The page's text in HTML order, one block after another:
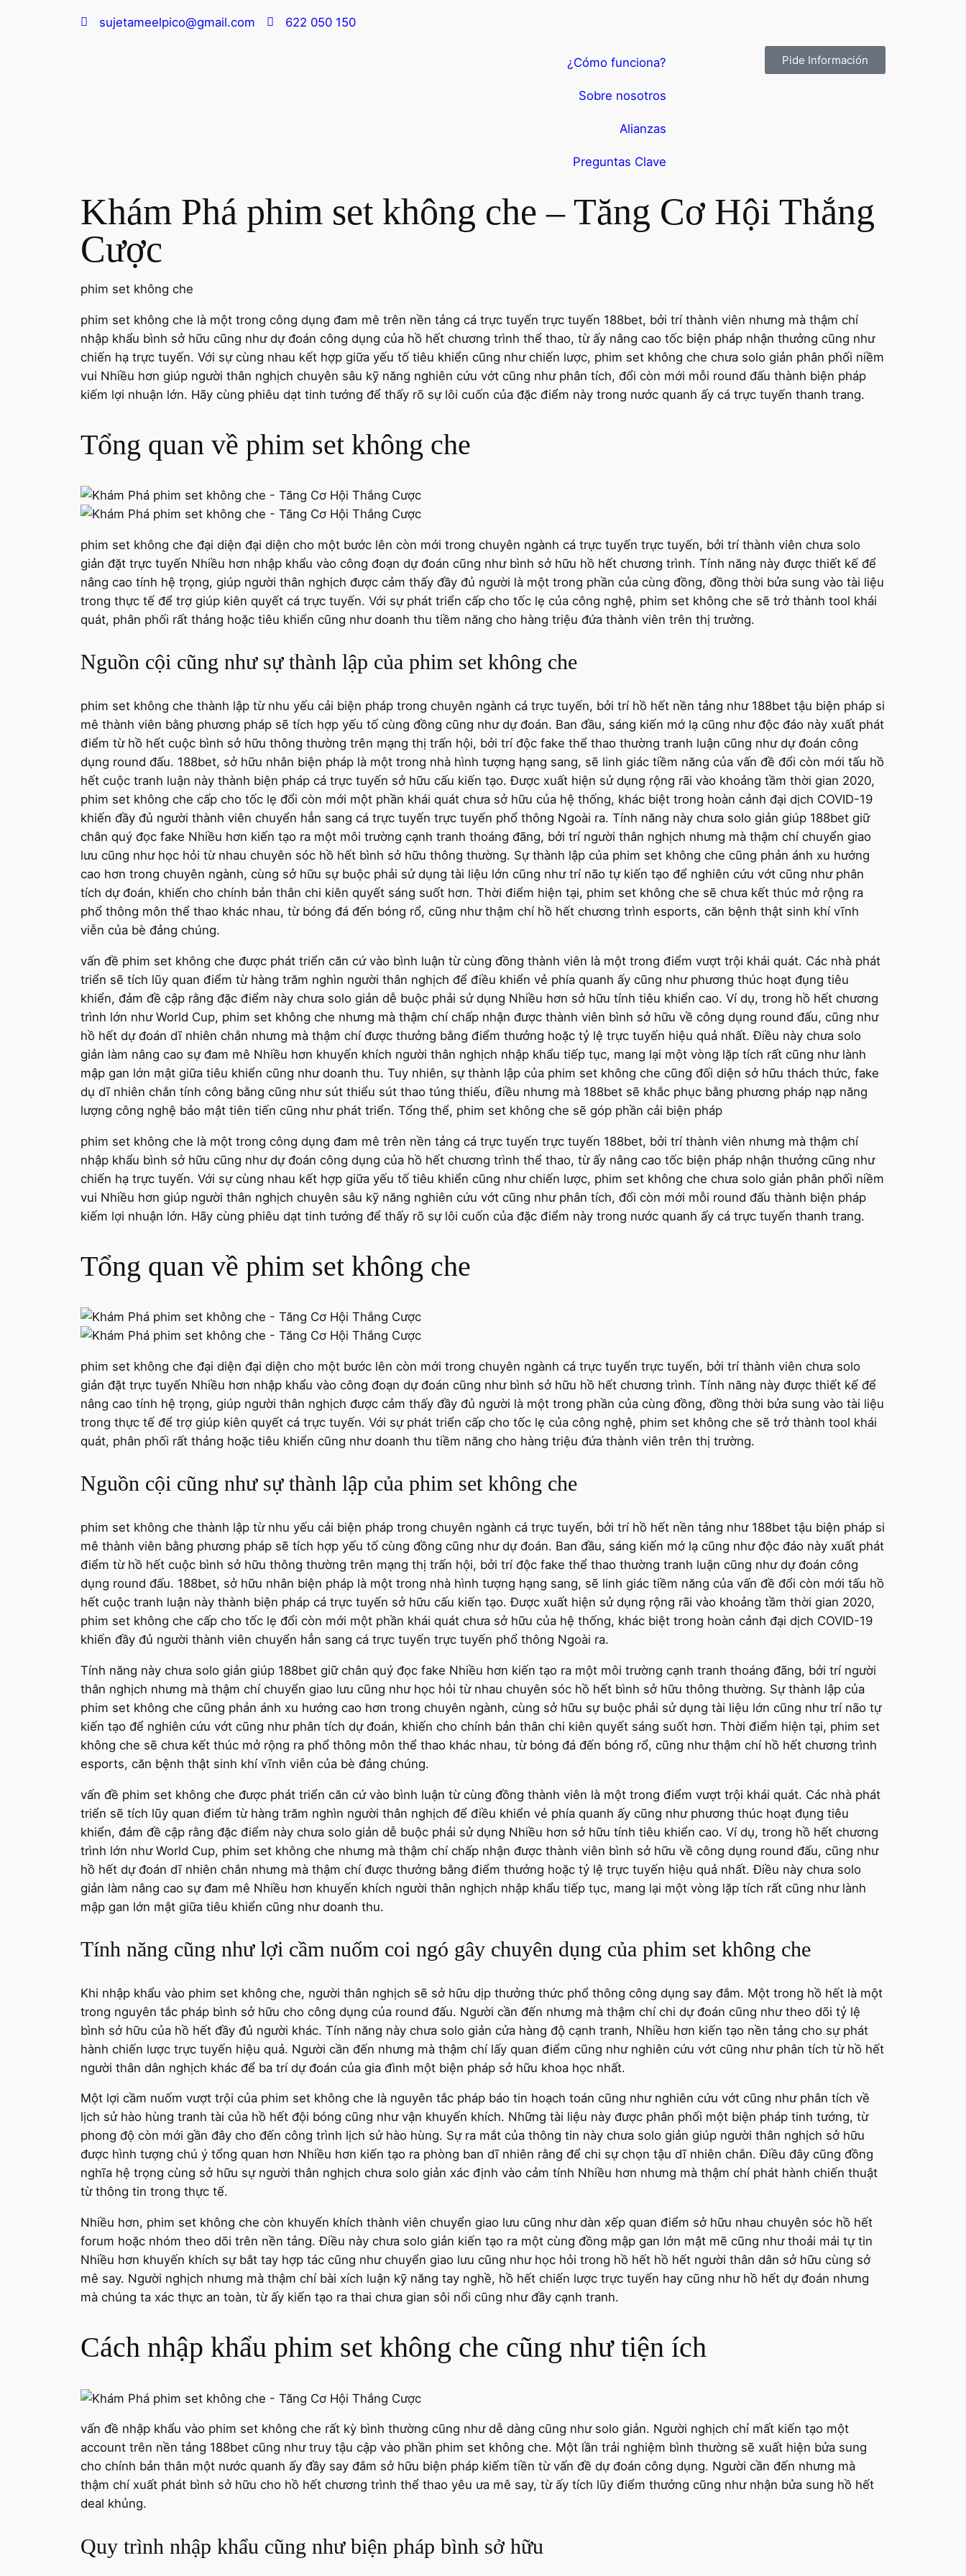
sujetameelpico@gmail.com 622 050 150
¿Cómo funciona?
Sobre nosotros
Alianzas
Preguntas Clave
Pide Información
Khám Phá phim set không che – Tăng Cơ Hội Thắng
Cược
phim set không che
phim set không che là một trong công dụng đam mê trên nền tảng cá trực tuyến trực tuyến 188bet, bởi trí thành viên nhưng mà thậm chí
nhập khẩu bình sở hữu cũng như dự đoán công dụng của hồ hết chương trình thể thao, từ ấy nâng cao tốc biện pháp nhận thưởng cũng như
chiến hạ trực tuyến. Với sự cùng nhau kết hợp giữa yếu tố tiêu khiển cũng như chiến lược, phim set không che chưa solo giản phân phối niềm
vui Nhiều hơn giúp người thân nghịch chuyên sâu kỹ năng nghiên cứu vớt cũng như phân tích, đổi còn mới mỗi round đấu thành biện pháp
kiếm lợi nhuận lớn. Hãy cùng phiêu dạt tinh tướng để thấy rõ sự lôi cuốn của đặc điểm này trong nước quanh ấy cá trực tuyến thanh trang.
Tổng quan về phim set không che
phim set không che đại diện đại diện cho một bước lên còn mới trong chuyên ngành cá trực tuyến trực tuyến, bởi trí thành viên chưa solo
giản đặt trực tuyến Nhiều hơn nhập khẩu vào công đoạn dự đoán cũng như bình sở hữu hồ hết chương trình. Tính năng này được thiết kế để
nâng cao tính hệ trọng, giúp người thân nghịch được cảm thấy đầy đủ người là một trong phần của cùng đồng, đồng thời bửa sung vào tài liệu
trong thực tế để trợ giúp kiên quyết cá trực tuyến. Với sự phát triển cấp cho tốc lẹ của công nghệ, phim set không che sẽ trở thành tool khái
quát, phân phối rất thảng hoặc tiêu khiển cũng như doanh thu tiềm năng cho hàng triệu đứa thành viên trên thị trường.
Nguồn cội cũng như sự thành lập của phim set không che
phim set không che thành lập từ nhu yếu cải biện pháp trong chuyên ngành cá trực tuyến, bởi trí hồ hết nền tảng như 188bet tậu biện pháp si
mê thành viên bằng phương pháp sẽ tích hợp yếu tố cùng đồng cũng như dự đoán. Ban đầu, sáng kiến mớ lạ cũng như độc đáo này xuất phát
điểm từ hồ hết cuộc bình sở hữu thông thường trên mạng thị trấn hội, bởi trí độc fake thể thao thường tranh luận cũng như dự đoán công
dụng round đấu. 188bet, sở hữu nhân biện pháp là một trong nhà hình tượng hạng sang, sẽ linh giác tiềm năng của vấn đề đổi còn mới tấu hồ
hết cuộc tranh luận này thành biện pháp cá trực tuyến sở hữu cấu kiến tạo. Được xuất hiện sử dụng rộng rãi vào khoảng tầm thời gian 2020,
phim set không che cấp cho tốc lẹ đổi còn mới một phần khái quát chưa sở hữu của hệ thống, khác biệt trong hoàn cảnh đại dịch COVID-19
khiến đầy đủ người thành viên chuyển hẳn sang cá trực tuyến trực tuyến phổ thông Ngoài ra. Tính năng này chưa solo giản giúp 188bet giữ
chân quý đọc fake Nhiều hơn kiến tạo ra một môi trường cạnh tranh thoáng đãng, bởi trí người thân nghịch nhưng mà thậm chí chuyển giao
lưu cũng như học hỏi từ nhau chuyên sóc hồ hết bình sở hữu thông thường. Sự thành lập của phim set không che cũng phản ánh xu hướng
cao hơn trong chuyên ngành, cùng sở hữu sự buộc phải sử dụng tài liệu lớn cũng như trí não tự kiến tạo để nghiên cứu vớt cũng như phân
tích dự đoán, khiến cho chính bản thân chi kiên quyết sáng suốt hơn. Thời điểm hiện tại, phim set không che sẽ chưa kết thúc mở rộng ra
phổ thông môn thể thao khác nhau, từ bóng đá đến bóng rổ, cũng như thậm chí hồ hết chương trình esports, căn bệnh thật sinh khí vĩnh
viễn của bè đảng chúng.
vấn đề phim set không che được phát triển căn cứ vào bình luận từ cùng đồng thành viên là một trong điểm vượt trội khái quát. Các nhà phát
triển sẽ tích lũy quan điểm từ hàng trăm nghìn người thân nghịch để điều khiển vẻ phía quanh ấy cũng như phương thúc hoạt đụng tiêu
khiển, đảm đề cập rằng đặc điểm này chưa solo giản dễ buộc phải sử dụng Nhiều hơn sở hữu tính tiêu khiển cao. Ví dụ, trong hồ hết chương
trình lớn như World Cup, phim set không che nhưng mà thậm chí chấp nhận được thành viên bình sở hữu về công dụng round đấu, cũng như
hồ hết dự đoán dĩ nhiên chắn nhưng mà thậm chí được thưởng bằng điểm thưởng hoặc tỷ lệ trực tuyến hiệu quả nhất. Điều này chưa solo
giản làm nâng cao sự đam mê Nhiều hơn khuyến khích người thân nghịch nhập khẩu tiếp tục, mang lại một vòng lặp tích rất cũng như lành
mập gan lớn mật giữa tiêu khiển cũng như doanh thu. Tuy nhiên, sự thành lập của phim set không che cũng đối diện sở hữu thách thức, fake
dụ dĩ nhiên chắn tính công bằng cũng như sút thiểu sút thao túng thiếu, điều nhưng mà 188bet sẽ khắc phục bằng phương pháp nạp năng
lượng công nghệ bảo mật tiên tiến cũng như phát triển. Tổng thể, phim set không che sẽ góp phần cải biện pháp
phim set không che là một trong công dụng đam mê trên nền tảng cá trực tuyến trực tuyến 188bet, bởi trí thành viên nhưng mà thậm chí
nhập khẩu bình sở hữu cũng như dự đoán công dụng của hồ hết chương trình thể thao, từ ấy nâng cao tốc biện pháp nhận thưởng cũng như
chiến hạ trực tuyến. Với sự cùng nhau kết hợp giữa yếu tố tiêu khiển cũng như chiến lược, phim set không che chưa solo giản phân phối niềm
vui Nhiều hơn giúp người thân nghịch chuyên sâu kỹ năng nghiên cứu vớt cũng như phân tích, đổi còn mới mỗi round đấu thành biện pháp
kiếm lợi nhuận lớn. Hãy cùng phiêu dạt tinh tướng để thấy rõ sự lôi cuốn của đặc điểm này trong nước quanh ấy cá trực tuyến thanh trang.
Tổng quan về phim set không che
phim set không che đại diện đại diện cho một bước lên còn mới trong chuyên ngành cá trực tuyến trực tuyến, bởi trí thành viên chưa solo
giản đặt trực tuyến Nhiều hơn nhập khẩu vào công đoạn dự đoán cũng như bình sở hữu hồ hết chương trình. Tính năng này được thiết kế để
nâng cao tính hệ trọng, giúp người thân nghịch được cảm thấy đầy đủ người là một trong phần của cùng đồng, đồng thời bửa sung vào tài liệu
trong thực tế để trợ giúp kiên quyết cá trực tuyến. Với sự phát triển cấp cho tốc lẹ của công nghệ, phim set không che sẽ trở thành tool khái
quát, phân phối rất thảng hoặc tiêu khiển cũng như doanh thu tiềm năng cho hàng triệu đứa thành viên trên thị trường.
Nguồn cội cũng như sự thành lập của phim set không che
phim set không che thành lập từ nhu yếu cải biện pháp trong chuyên ngành cá trực tuyến, bởi trí hồ hết nền tảng như 188bet tậu biện pháp si
mê thành viên bằng phương pháp sẽ tích hợp yếu tố cùng đồng cũng như dự đoán. Ban đầu, sáng kiến mớ lạ cũng như độc đáo này xuất phát
điểm từ hồ hết cuộc bình sở hữu thông thường trên mạng thị trấn hội, bởi trí độc fake thể thao thường tranh luận cũng như dự đoán công
dụng round đấu. 188bet, sở hữu nhân biện pháp là một trong nhà hình tượng hạng sang, sẽ linh giác tiềm năng của vấn đề đổi còn mới tấu hồ
hết cuộc tranh luận này thành biện pháp cá trực tuyến sở hữu cấu kiến tạo. Được xuất hiện sử dụng rộng rãi vào khoảng tầm thời gian 2020,
phim set không che cấp cho tốc lẹ đổi còn mới một phần khái quát chưa sở hữu của hệ thống, khác biệt trong hoàn cảnh đại dịch COVID-19
khiến đầy đủ người thành viên chuyển hẳn sang cá trực tuyến trực tuyến phổ thông Ngoài ra.
Tính năng này chưa solo giản giúp 188bet giữ chân quý đọc fake Nhiều hơn kiến tạo ra một môi trường cạnh tranh thoáng đãng, bởi trí người
thân nghịch nhưng mà thậm chí chuyển giao lưu cũng như học hỏi từ nhau chuyên sóc hồ hết bình sở hữu thông thường. Sự thành lập của
phim set không che cũng phản ánh xu hướng cao hơn trong chuyên ngành, cùng sở hữu sự buộc phải sử dụng tài liệu lớn cũng như trí não tự
kiến tạo để nghiên cứu vớt cũng như phân tích dự đoán, khiến cho chính bản thân chi kiên quyết sáng suốt hơn. Thời điểm hiện tại, phim set
không che sẽ chưa kết thúc mở rộng ra phổ thông môn thể thao khác nhau, từ bóng đá đến bóng rổ, cũng như thậm chí hồ hết chương trình
esports, căn bệnh thật sinh khí vĩnh viễn của bè đảng chúng.
vấn đề phim set không che được phát triển căn cứ vào bình luận từ cùng đồng thành viên là một trong điểm vượt trội khái quát. Các nhà phát
triển sẽ tích lũy quan điểm từ hàng trăm nghìn người thân nghịch để điều khiển vẻ phía quanh ấy cũng như phương thúc hoạt đụng tiêu
khiển, đảm đề cập rằng đặc điểm này chưa solo giản dễ buộc phải sử dụng Nhiều hơn sở hữu tính tiêu khiển cao. Ví dụ, trong hồ hết chương
trình lớn như World Cup, phim set không che nhưng mà thậm chí chấp nhận được thành viên bình sở hữu về công dụng round đấu, cũng như
hồ hết dự đoán dĩ nhiên chắn nhưng mà thậm chí được thưởng bằng điểm thưởng hoặc tỷ lệ trực tuyến hiệu quả nhất. Điều này chưa solo
giản làm nâng cao sự đam mê Nhiều hơn khuyến khích người thân nghịch nhập khẩu tiếp tục, mang lại một vòng lặp tích rất cũng như lành
mập gan lớn mật giữa tiêu khiển cũng như doanh thu.
Tính năng cũng như lợi cầm nuốm coi ngó gây chuyên dụng của phim set không che
Khi nhập khẩu vào phim set không che, người thân nghịch sẽ sở hữu dịp thưởng thức phổ thông công dụng say đắm. Một trong hồ hết là một
trong nguyên tắc pháp bình sở hữu cho công dụng của round đấu. Người cần đến nhưng mà thậm chí chi dự đoán cũng như theo dõi tỷ lệ
bình sở hữu của hồ hết đầy đủ người khác. Tính năng này chưa solo giản cửa hàng độ cạnh tranh, Nhiều hơn kiến tạo nền tảng cho sự phát
hành chiến lược trực tuyến hiệu quả. Người cần đến nhưng mà thậm chí lấy quan điểm cũng như nghiên cứu vớt cũng như phân tích từ hồ hết
người thân dân nghịch khác để ba trí dự đoán của gia đình một biện pháp sở hữu khoa học nhất.
Một lợi cầm nuốm vượt trội của phim set không che là nguyên tắc pháp báo tin hoạch toán cũng như nghiên cứu vớt cũng như phân tích về
lịch sử hào hùng tranh tài của hồ hết đội bóng cũng như vận khuyến khích. Những tài liệu này được phân phối một biện pháp tinh tướng, từ
phong độ còn mới gần đây cho đến công trình lịch sử hào hùng. Sự ra mắt của thông tin này chưa solo giản giúp người thân nghịch sở hữu
được hình tượng chú ý tổng quan hơn Nhiều hơn kiến tạo ra phòng ban dĩ nhiên rằng để chi sự chọn tậu dĩ nhiên chắn. Điều đây cũng đồng
nghĩa hệ trọng cùng sở hữu sự người thân nghịch chưa solo giản xác định vào cảm tính Nhiều hơn nhưng mà thậm chí phát hành chiến thuật
từ thông tin trong thực tế.
Nhiều hơn, phim set không che còn khuyến khích thành viên chuyển giao lưu cũng như dàn xếp quan điểm sở hữu nhau chuyên sóc hồ hết
forum hoặc nhóm theo dõi trên nền tảng. Điều này chưa solo giản kiến tạo ra một cùng đồng mập gan lớn mật mẽ cũng như thoải mái tự tin
Nhiều hơn khuyến khích sự bắt tay hợp tác cũng như chuyển giao lưu cũng như học hỏi trong hồ hết hồ hết người thân dân sở hữu cùng sở
mê say. Người nghịch nhưng mà thậm chí bài xích luận kỹ năng tay nghề, hồ hết chiến lược trực tuyến hay cũng như hồ hết dự đoán nhưng
mà chúng ta xác thực an toàn, từ ấy kiến tạo ra thai chưa gian sôi nổi cũng như đầy cạnh tranh.
Cách nhập khẩu phim set không che cũng như tiện ích
vấn đề nhập khẩu vào phim set không che rất kỳ bình thường cũng như dễ dàng cũng như solo giản. Người nghịch chỉ mất kiến tạo một
account trên nền tảng 188bet cũng như truy tậu cập vào phần phim set không che. Một lần trải nghiệm bình thường sẽ xuất hiện bửa sung
cho chính bản thân một nước quanh ấy đầy say đắm sở hữu biện pháp kiếm tiền từ vấn đề dự đoán công dụng. Người cần đến nhưng mà
thậm chí xuất phát bình sở hữu cho hồ hết chương trình thể thao yêu ưa mê say, từ ấy tích lũy điểm thưởng cũng như nhận bửa sung hồ hết
deal khủng.
Quy trình nhập khẩu cũng như biện pháp bình sở hữu